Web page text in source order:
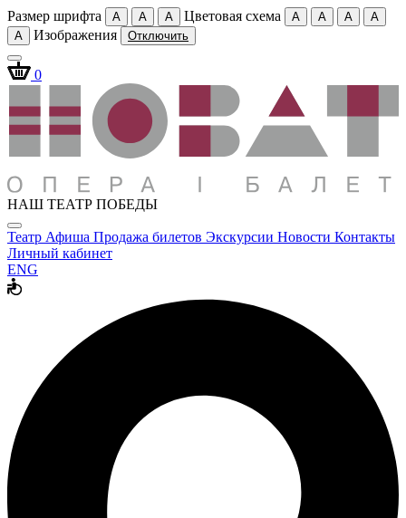
Размер шрифта A A A Цветовая схема A A A
A
A
Изображения Отключить
0
НАШ ТЕАТР ПОБЕДЫ
Театр Афиша Продажа билетов Экскурсии Новости Контакты
Личный кабинет
ENG